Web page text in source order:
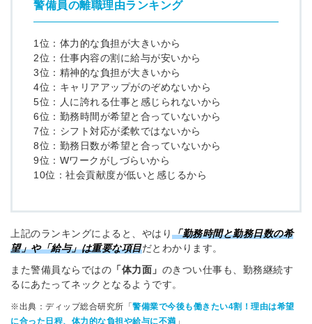
警備員の離職理由ランキング
1位：体力的な負担が大きいから
2位：仕事内容の割に給与が安いから
3位：精神的な負担が大きいから
4位：キャリアアップがのぞめないから
5位：人に誇れる仕事と感じられないから
6位：勤務時間が希望と合っていないから
7位：シフト対応が柔軟ではないから
8位：勤務日数が希望と合っていないから
9位：Wワークがしづらいから
10位：社会貢献度が低いと感じるから
上記のランキングによると、やはり「勤務時間と勤務日数の希
望」や「給与」は重要な項目だとわかります。
また警備員ならではの 「体力面」 のきつい仕事も、勤務継続す
るにあたってネックとなるようです。
※出典：ディップ総合研究所「警備業で今後も働きたい4割！理由は希望
に合った日程、体力的な負担や給与に不満 」
をご利用する
要です。
簡単10秒！無料会員登録
採用課題の解決、新しい採用の
取り組みなどを取材したインタ
採用に役立つ記事・資料が届く
メールアドレス